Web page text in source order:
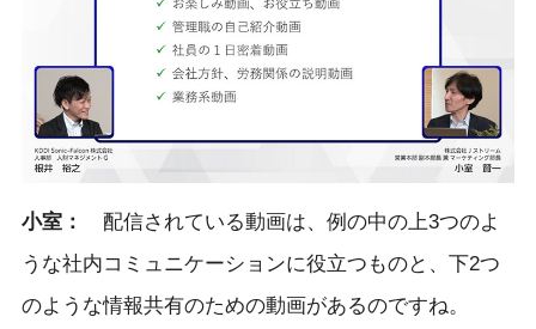
小室： 配信されている動画は、例の中の上3つのよ
うな社内コミュニケーションに役立つものと、下2つ
のような情報共有のための動画があるのですね。